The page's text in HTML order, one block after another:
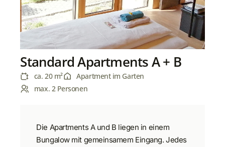
Standard Apartments A + B
ca. 20 m²
Apartment im Garten
max. 2 Personen
Die Apartments A und B liegen in einem
Bungalow mit gemeinsamem Eingang. Jedes